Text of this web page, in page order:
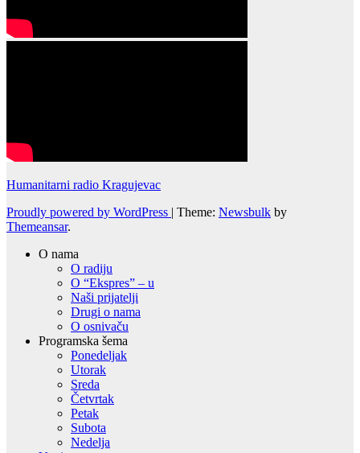
Humanitarni radio Kragujevac
Proudly powered by WordPress | Theme: Newsbulk by
Themeansar.
O nama
O radiju
O “Ekspres” – u
Naši prijatelji
Drugi o nama
O osnivaču
Programska šema
Ponedeljak
Utorak
Sreda
Četvrtak
Petak
Subota
Nedelja